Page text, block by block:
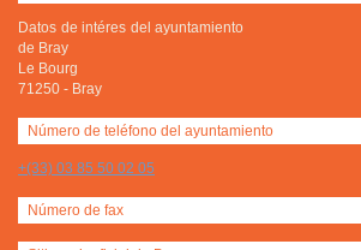
Datos de intéres del ayuntamiento
de Bray
Le Bourg
71250 - Bray
Número de teléfono del ayuntamiento
+(33) 03 85 50 02 05
Número de fax